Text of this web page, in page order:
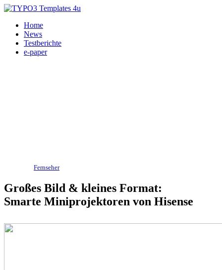
Home
News
Testberichte
e-paper
Fernseher11.10.2024
Großes Bild & kleines Format:
Smarte Miniprojektoren von Hisense